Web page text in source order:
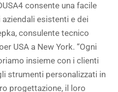
consente una facile
esistenti e dei
consulente tecnico
USA a New York. “Ogni
insieme con i clienti
strumenti personalizzati in
progettazione, il loro